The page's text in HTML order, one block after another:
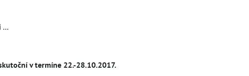
...
v termíne 22.-28.10.2017.